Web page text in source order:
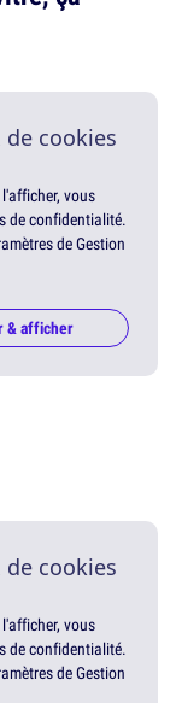
cookies
vous
de confidentialité.
de Gestion
& afficher
cookies
vous
de confidentialité.
de Gestion